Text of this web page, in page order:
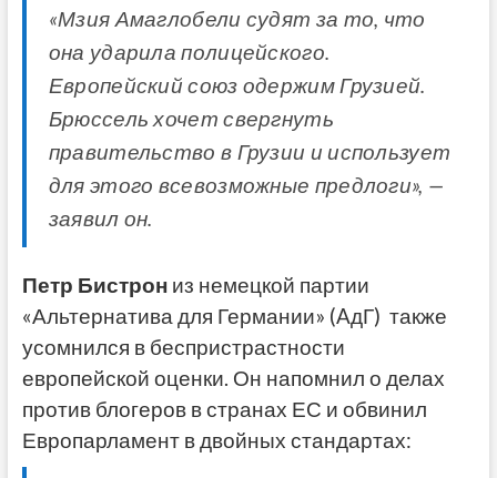
«Мзия Амаглобели судят за то, что
она ударила полицейского.
Европейский союз одержим Грузией.
Брюссель хочет свергнуть
правительство в Грузии и использует
для этого всевозможные предлоги», —
заявил он.
Петр Бистрониз немецкой партии
«Альтернатива для Германии» (AдГ) также
усомнился в беспристрастности
европейской оценки. Он напомнил о делах
против блогеров в странах ЕС и обвинил
Европарламент в двойных стандартах: